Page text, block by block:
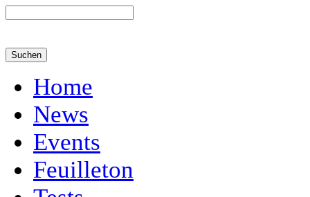
Home
News
Events
Feuilleton